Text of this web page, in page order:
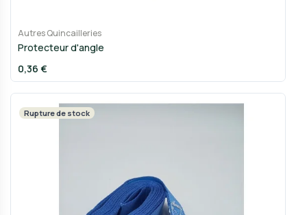
Autres Quincailleries
Protecteur d'angle
0,36 €
Rupture de stock